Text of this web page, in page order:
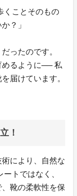
くことそのもの
？」
ったのです。
めるように── 私
届けています。
！
により、自然な
トではなく、
靴の柔軟性を保